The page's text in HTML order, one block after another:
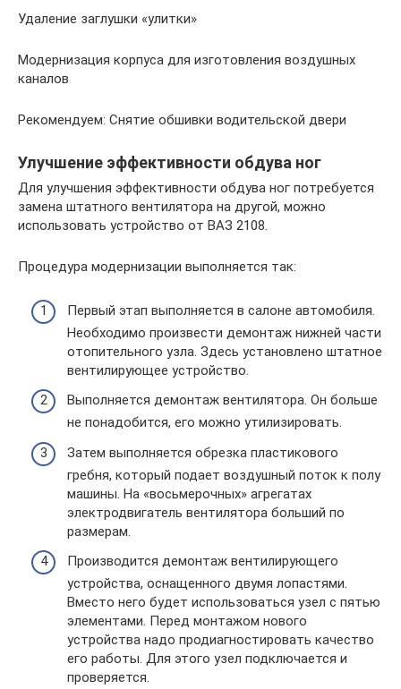
Удаление заглушки «улитки»
Модернизация корпуса для изготовления воздушных
каналов
Рекомендуем: Снятие обшивки водительской двери
Улучшение эффективности обдува ног
Для улучшения эффективности обдува ног потребуется
замена штатного вентилятора на другой, можно
использовать устройство от ВАЗ 2108.
Процедура модернизации выполняется так:
Первый этап выполняется в салоне автомобиля.
Необходимо произвести демонтаж нижней части
отопительного узла. Здесь установлено штатное
вентилирующее устройство.
Выполняется демонтаж вентилятора. Он больше
не понадобится, его можно утилизировать.
Затем выполняется обрезка пластикового
гребня, который подает воздушный поток к полу
машины. На «восьмерочных» агрегатах
электродвигатель вентилятора больший по
размерам.
Производится демонтаж вентилирующего
устройства, оснащенного двумя лопастями.
Вместо него будет использоваться узел с пятью
элементами. Перед монтажом нового
устройства надо продиагностировать качество
его работы. Для этого узел подключается и
проверяется.